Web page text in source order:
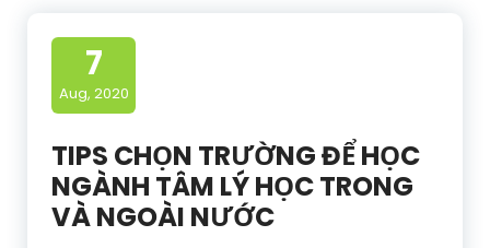
7
Aug, 2020
TIPS CHỌN TRƯỜNG ĐỂ HỌC
NGÀNH TÂM LÝ HỌC TRONG
VÀ NGOÀI NƯỚC